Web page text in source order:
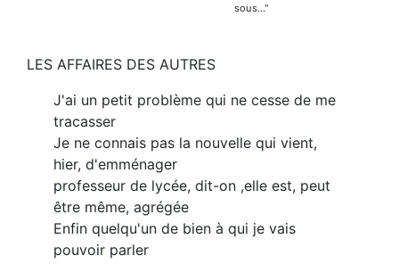
sous..."
LES AFFAIRES DES AUTRES
J'ai un petit problème qui ne cesse de me
tracasser
Je ne connais pas la nouvelle qui vient,
hier, d'emménager
professeur de lycée, dit-on ,elle est, peut
être même, agrégée
Enfin quelqu'un de bien à qui je vais
pouvoir parler